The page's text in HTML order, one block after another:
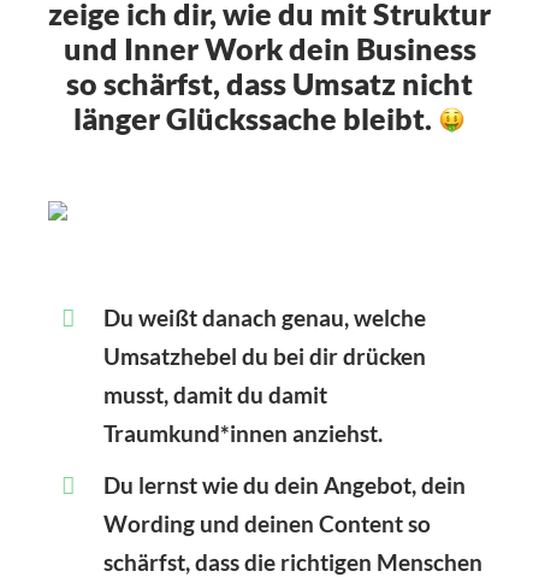
zeige ich dir, wie du mit Struktur
und Inner Work dein Business
so schärfst, dass Umsatz nicht
länger Glückssache bleibt.
Du weißt danach genau, welche
Umsatzhebel du bei dir drücken
musst, damit du damit
Traumkund*innen anziehst.
Du lernst wie du dein Angebot, dein
Wording und deinen Content so
schärfst, dass die richtigen Menschen